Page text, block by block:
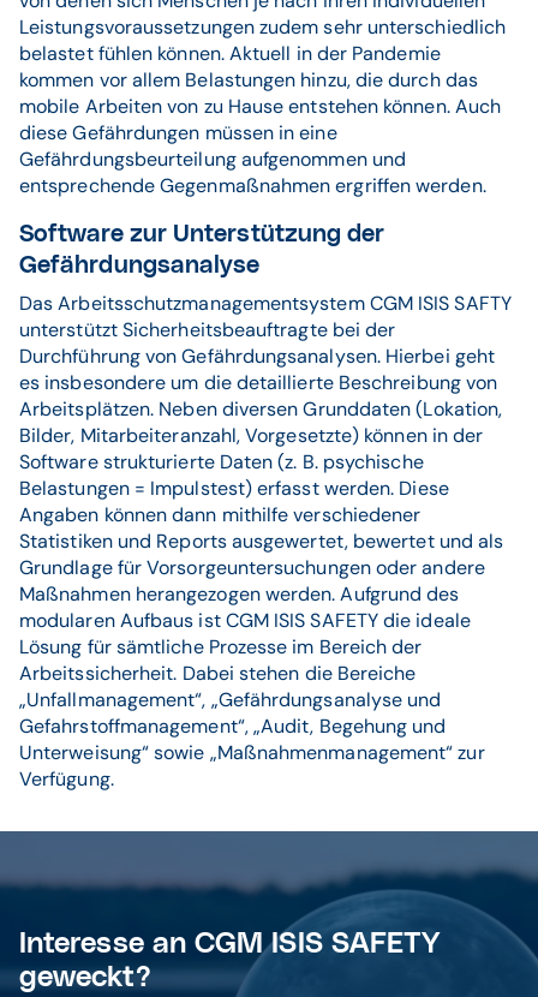
Leistungsvoraussetzungen zudem sehr unterschiedlich
belastet fühlen können. Aktuell in der Pandemie
kommen vor allem Belastungen hinzu, die durch das
mobile Arbeiten von zu Hause entstehen können. Auch
diese Gefährdungen müssen in eine
Gefährdungsbeurteilung aufgenommen und
entsprechende Gegenmaßnahmen ergriffen werden.
Software zur Unterstützung der
Gefährdungsanalyse
Das Arbeitsschutzmanagementsystem CGM ISIS SAFTY
unterstützt Sicherheitsbeauftragte bei der
Durchführung von Gefährdungsanalysen. Hierbei geht
es insbesondere um die detaillierte Beschreibung von
Arbeitsplätzen. Neben diversen Grunddaten (Lokation,
Bilder, Mitarbeiteranzahl, Vorgesetzte) können in der
Software strukturierte Daten (z. B. psychische
Belastungen = Impulstest) erfasst werden. Diese
Angaben können dann mithilfe verschiedener
Statistiken und Reports ausgewertet, bewertet und als
Grundlage für Vorsorgeuntersuchungen oder andere
Maßnahmen herangezogen werden. Aufgrund des
modularen Aufbaus ist CGM ISIS SAFETY die ideale
Lösung für sämtliche Prozesse im Bereich der
Arbeitssicherheit. Dabei stehen die Bereiche
„Unfallmanagement“, „Gefährdungsanalyse und
Gefahrstoffmanagement“, „Audit, Begehung und
Unterweisung“ sowie „Maßnahmenmanagement“ zur
Verfügung.
Interesse an CGM ISIS SAFETY
geweckt?